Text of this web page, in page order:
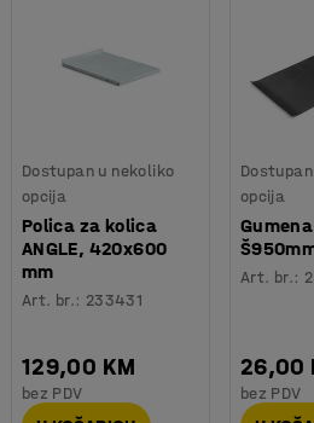
Dostupan u nekoliko
opcija
Polica za kolica
ANGLE, 420x600
mm
Art. br.: 233431
129,00 KM
bez PDV
opcija
Art. br.:
26,00
bez PDV